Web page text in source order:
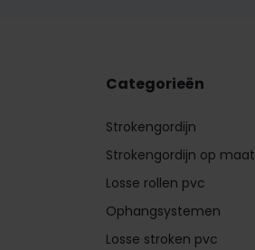
Categorieën
Strokengordijn
Strokengordijn op maat
Losse rollen pvc
Ophangsystemen
Losse stroken pvc